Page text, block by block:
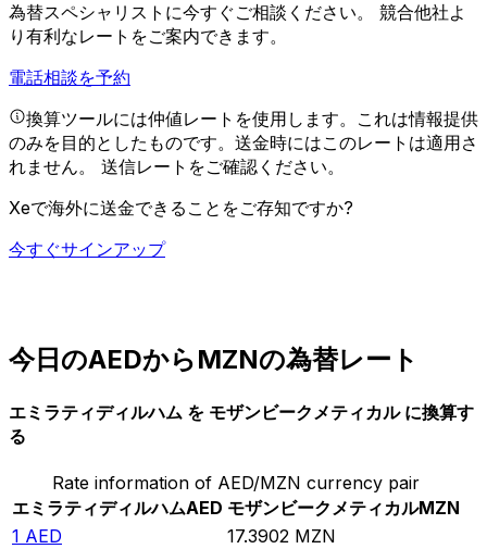
為替スペシャリストに今すぐご相談ください。 競合他社よ
り有利なレートをご案内できます。
電話相談を予約
換算ツールには仲値レートを使用します。これは情報提供
のみを目的としたものです。送金時にはこのレートは適用さ
れません。 送信レートをご確認ください。
Xeで海外に送金できることをご存知ですか?
今すぐサインアップ
今日のAEDからMZNの為替レート
エミラティディルハム を モザンビークメティカル に換算す
る
Rate information of AED/MZN currency pair
エミラティディルハムAED モザンビークメティカルMZN
1 AED 17.3902 MZN